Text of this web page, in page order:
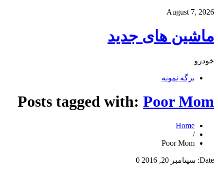
August 7, 2026
ماشین های جدید
خودرو
برگه نمونه
Posts tagged with: Poor Mom
Home
/
Poor Mom
Date: سپتامبر 20, 2016 0